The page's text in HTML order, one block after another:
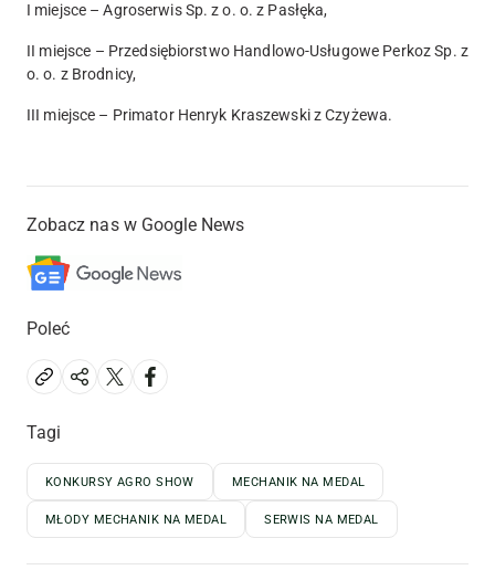
I miejsce – Agroserwis Sp. z o. o. z Pasłęka,
II miejsce – Przedsiębiorstwo Handlowo-Usługowe Perkoz Sp. z
o. o. z Brodnicy,
III miejsce – Primator Henryk Kraszewski z Czyżewa.
Zobacz nas w Google News
Poleć
Tagi
KONKURSY AGRO SHOW MECHANIK NA MEDAL
MŁODY MECHANIK NA MEDAL SERWIS NA MEDAL